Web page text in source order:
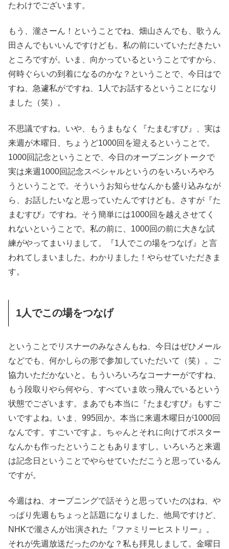
たわけでございます。
もう、瀧さーん！ということでね、畑山さんでも、歌うん
田さんでもいいんですけども。私の前にいていただきたい
ところですが。いま、向かっているということですから、
何時ぐらいの到着になるのかな？ということで、今日はで
すね、急遽私がですね、1人でお話するということになり
ました（笑）。
不思議ですね。いや、もうまもなく『たまむすび』、実は
来週が木曜日、ちょうど1000回を迎えるということで。
1000回記念ということで、今日のオープニングトークで
実は来週1000回記念スペシャルというのをいろいろやろ
うということで。そういうお知らせなんかも盛り込みなが
ら、お話したいなと思っていたんですけども。さすが『た
まむすび』ですね。そう簡単には1000回を越えさせてく
れないということで。私の前に、1000回の前に大きな試
練がやってまいりまして。『1人でこの場をつなげ』と言
われてしまいました。わかりました！やらせていただきま
す。
1人でこの場をつなげ
ということでリスナーのみなさんもね、今日はぜひメール
などでも、何かしらの形で参加していただいて（笑）。ご
協力いただかないと。もういろいろなコーナーがですね、
もう段取りやら何やら、すべていま吹っ飛んでいるという
状態でございます。まあでも本当に『たまむすび』もすご
いですよね。いま、995回か。本当に来週木曜日が1000回
なんです。すごいですよ。ちゃんとそれに向けてポスター
なんかも作ったということもありますし。いろいろと来週
は記念日ということでやらせていただこうと思っているん
ですが。
今週はね、オープニングで話そうと思っていたのはね、や
っぱり先週もちょっと話題になりました、他局ですけど、
NHKで瀧さんが出演された『ファミリーヒストリー』。
それが先週放送だったのかな？私も拝見しまして。金曜日